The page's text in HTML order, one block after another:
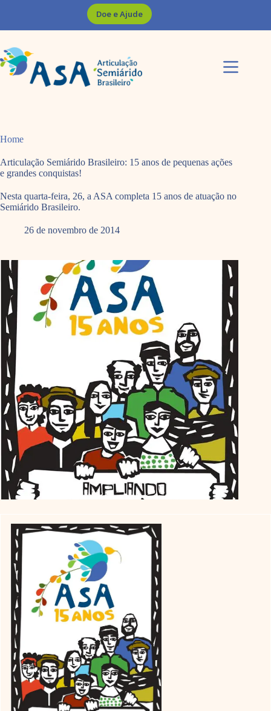
Doe e Ajude
Home
Articulação Semiárido Brasileiro: 15 anos de pequenas ações
e grandes conquistas!
Nesta quarta-feira, 26, a ASA completa 15 anos de atuação no
Semiárido Brasileiro.
26 de novembro de 2014